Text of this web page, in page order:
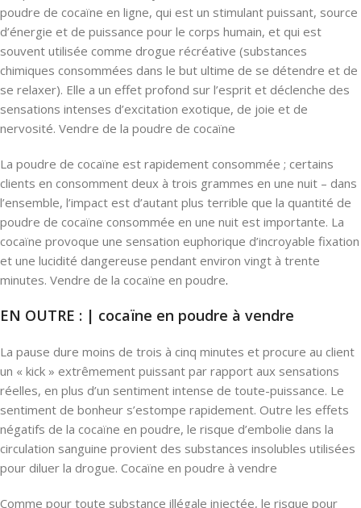
poudre de cocaïne en ligne, qui est un stimulant puissant, source
d’énergie et de puissance pour le corps humain, et qui est
souvent utilisée comme drogue récréative (substances
chimiques consommées dans le but ultime de se détendre et de
se relaxer). Elle a un effet profond sur l’esprit et déclenche des
sensations intenses d’excitation exotique, de joie et de
nervosité. Vendre de la poudre de cocaïne
La poudre de cocaïne est rapidement consommée ; certains
clients en consomment deux à trois grammes en une nuit – dans
l’ensemble, l’impact est d’autant plus terrible que la quantité de
poudre de cocaïne consommée en une nuit est importante. La
cocaïne provoque une sensation euphorique d’incroyable fixation
et une lucidité dangereuse pendant environ vingt à trente
minutes. Vendre de la cocaïne en poudre.
EN OUTRE : | cocaïne en poudre à vendre
La pause dure moins de trois à cinq minutes et procure au client
un « kick » extrêmement puissant par rapport aux sensations
réelles, en plus d’un sentiment intense de toute-puissance. Le
sentiment de bonheur s’estompe rapidement. Outre les effets
négatifs de la cocaïne en poudre, le risque d’embolie dans la
circulation sanguine provient des substances insolubles utilisées
pour diluer la drogue. Cocaïne en poudre à vendre
Comme pour toute substance illégale injectée, le risque pour